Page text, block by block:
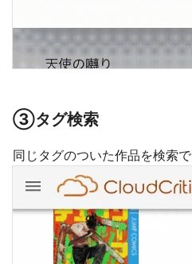
③タグ検索
同じタグのついた作品を検索で